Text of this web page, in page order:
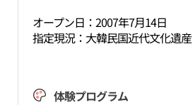
オープン日：2007年7月14日
指定現況：大韓民国近代文化遺産
体験プログラム